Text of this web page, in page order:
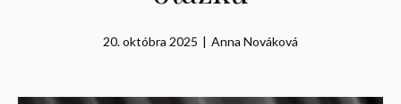
20. októbra 2025 | Anna Nováková